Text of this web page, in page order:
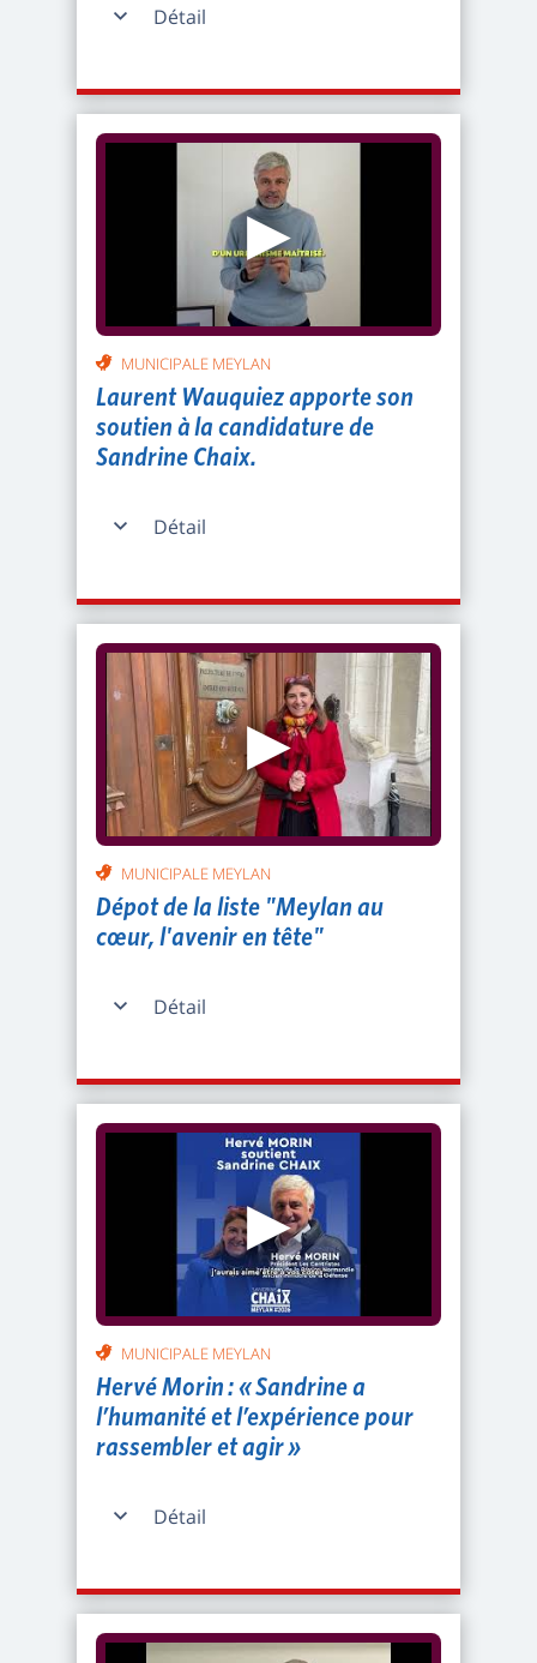
Détail
▶
MUNICIPALE MEYLAN
Laurent Wauquiez apporte son
soutien à la candidature de
Sandrine Chaix.
Détail
▶
MUNICIPALE MEYLAN
Dépot de la liste "Meylan au
cœur, l'avenir en tête"
Détail
▶
MUNICIPALE MEYLAN
Hervé Morin : « Sandrine a
l’humanité et l’expérience pour
rassembler et agir »
Détail